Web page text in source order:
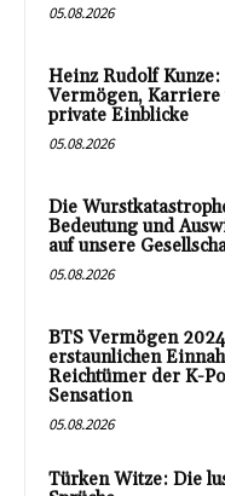
05.08.2026
Heinz Rudolf Kunze:
Vermögen, Karriere
private Einblicke
05.08.2026
Die
Bedeutung und
auf unsere
05.08.2026
BTS Vermögen
erstaunlichen
Reichtümer der K-
Sensation
05.08.2026
Türken Witze: Die